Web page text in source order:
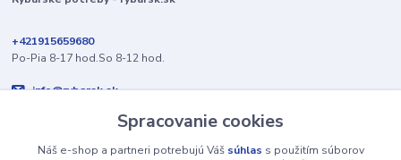
+421915659680
Po-Pia 8-17 hod.So 8-12 hod.
info@rybarsk.sk
Spracovanie cookies
Náš e-shop a partneri potrebujú Váš súhlas s použitím súborov